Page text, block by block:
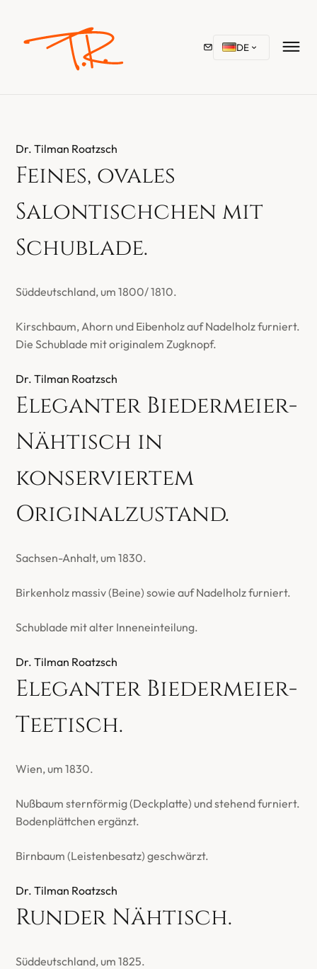
DE
Dr. Tilman Roatzsch
Feines, ovales
Salontischchen mit
Schublade.
Süddeutschland, um 1800/ 1810.
Kirschbaum, Ahorn und Eibenholz auf Nadelholz furniert.
Die Schublade mit originalem Zugknopf.
Dr. Tilman Roatzsch
Eleganter Biedermeier-
Nähtisch in
konserviertem
Originalzustand.
Sachsen-Anhalt, um 1830.
Birkenholz massiv (Beine) sowie auf Nadelholz furniert.
Schublade mit alter Inneneinteilung.
Dr. Tilman Roatzsch
Eleganter Biedermeier-
Teetisch.
Wien, um 1830.
Nußbaum sternförmig (Deckplatte) und stehend furniert.
Bodenplättchen ergänzt.
Birnbaum (Leistenbesatz) geschwärzt.
Dr. Tilman Roatzsch
Runder Nähtisch.
Süddeutschland, um 1825.